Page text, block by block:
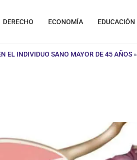
DERECHO ECONOMÍA EDUCACIÓN
EL INDIVIDUO SANO MAYOR DE 45 AÑOS »